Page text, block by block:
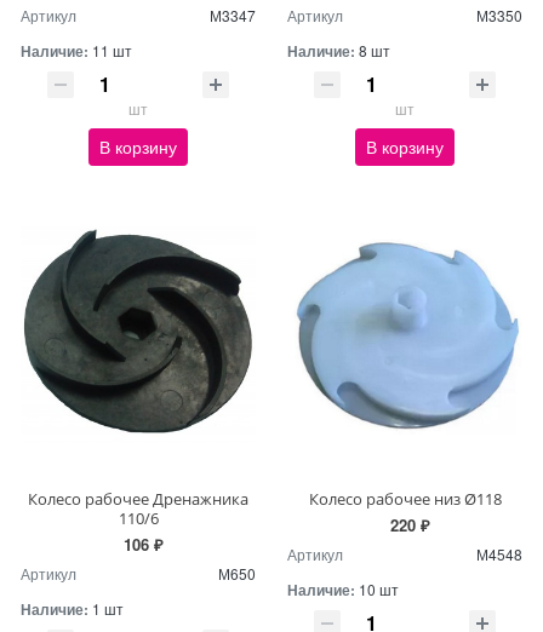
Артикул М3347
Наличие: 11 шт
шт
В корзину
Артикул М3350
Наличие: 8 шт
шт
В корзину
Колесо рабочее Дренажника
110/6
106 ₽
Артикул М650
Наличие: 1 шт
Колесо рабочее низ Ø118
220 ₽
Артикул М4548
Наличие: 10 шт